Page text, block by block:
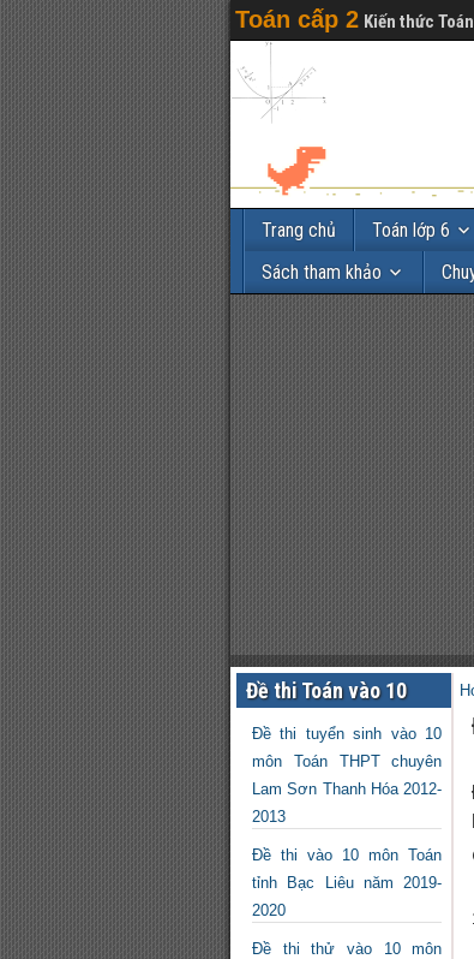
Toán cấp 2 Kiến thức
Trang chủ Toán lớp 6
Sách tham khảo
Đề thi Toán vào 10
Đề thi tuyển sinh vào 10
môn Toán THPT chuyên
Lam Sơn Thanh Hóa 2012-
2013
Đề thi vào 10 môn Toán
tỉnh Bạc Liêu năm 2019-
2020
Đề thi thử vào 10 môn